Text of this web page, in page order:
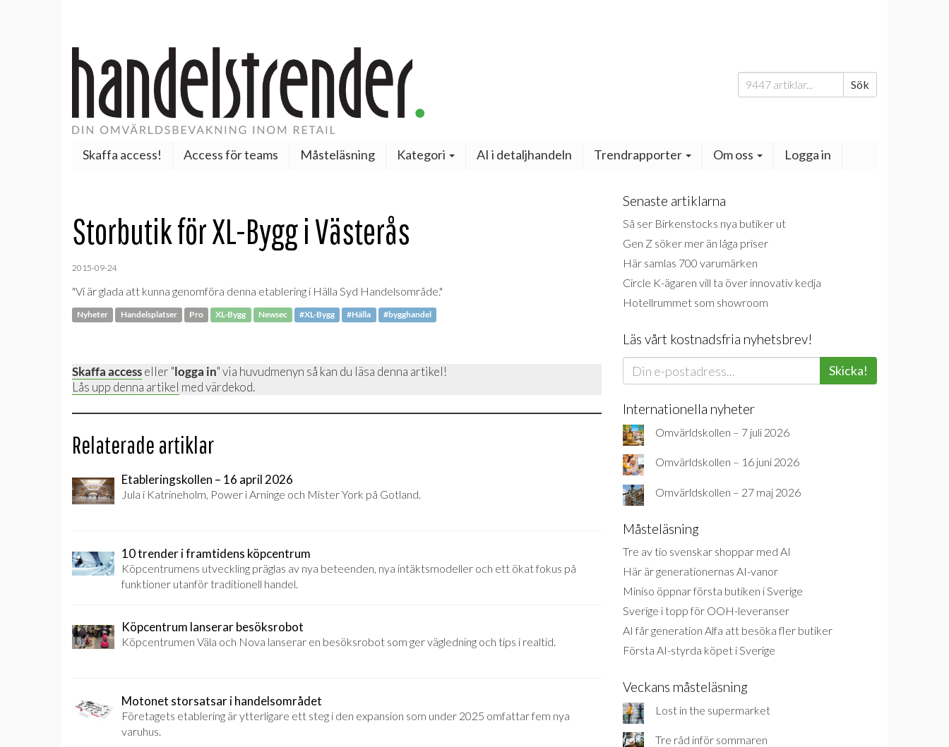
Sök
efter:
Sök
Skaffa access! Access för teams Måsteläsning Kategori AI i detaljhandeln Trendrapporter Om oss Logga in
Storbutik för XL-Bygg i Västerås
2015-09-24
"Vi är glada att kunna genomföra denna etablering i Hälla Syd Handelsområde."
Nyheter Handelsplatser Pro XL-Bygg Newsec #XL-Bygg #Hälla #bygghandel
Skaffa accesseller "logga in" via huvudmenyn så kan du läsa denna artikel!
Lås upp denna artikel med värdekod.
Relaterade artiklar
Etableringskollen – 16 april 2026
Jula i Katrineholm, Power i Arninge och Mister York på Gotland.
10 trender i framtidens köpcentrum
Köpcentrumens utveckling präglas av nya beteenden, nya intäktsmodeller och ett ökat fokus på
funktioner utanför traditionell handel.
Köpcentrum lanserar besöksrobot
Köpcentrumen Väla och Nova lanserar en besöksrobot som ger vägledning och tips i realtid.
Motonet storsatsar i handelsområdet
Företagets etablering är ytterligare ett steg i den expansion som under 2025 omfattar fem nya
varuhus.
Senaste artiklarna
Så ser Birkenstocks nya butiker ut
Gen Z söker mer än låga priser
Här samlas 700 varumärken
Circle K-ägaren vill ta över innovativ kedja
Hotellrummet som showroom
Läs vårt kostnadsfria nyhetsbrev!
Skicka!
Internationella nyheter
Omvärldskollen – 7 juli 2026
Omvärldskollen – 16 juni 2026
Omvärldskollen – 27 maj 2026
Måsteläsning
Tre av tio svenskar shoppar med AI
Här är generationernas AI-vanor
Miniso öppnar första butiken i Sverige
Sverige i topp för OOH-leveranser
AI får generation Alfa att besöka fler butiker
Första AI-styrda köpet i Sverige
Veckans måsteläsning
Lost in the supermarket
Tre råd inför sommaren